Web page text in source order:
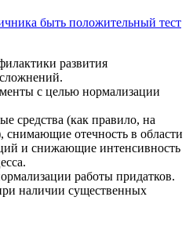
быть положительный тест
развития
с целью нормализации
средства (как правило, на
снимающие отечность в области
и снижающие интенсивность
работы придатков.
наличии существенных